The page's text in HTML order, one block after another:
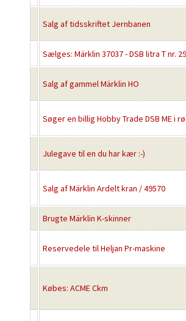
Salg af tidsskriftet Jernbanen
Sælges: Märklin 37037 - DSB litra T nr.
Salg af gammel Märklin HO
Søger en billig Hobby Trade DSB ME i
Julegave til en du har kær :-)
Salg af Märklin Ardelt kran / 49570
Brugte Märklin K-skinner
Reservedele til Heljan Pr-maskine
Købes: ACME Ckm